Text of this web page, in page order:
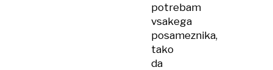
potrebam
vsakega
posameznika,
tako
da